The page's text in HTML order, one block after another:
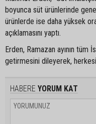
boyunca süt ürünlerinde
ürünlerde ise daha yüksek
açıklamasını yaptı.
Erden, Ramazan ayının
getirmesini dileyerek, herkesin
HABERE YORUM KAT